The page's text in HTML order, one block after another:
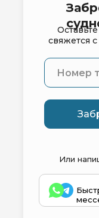
свяжется
Или